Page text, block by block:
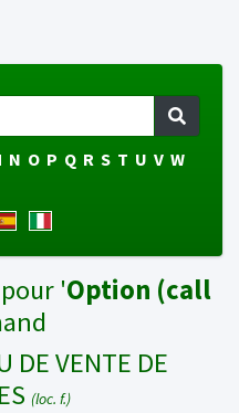
N O P Q R S T U V W
'Option (call
DE VENTE DE
(loc. f.)